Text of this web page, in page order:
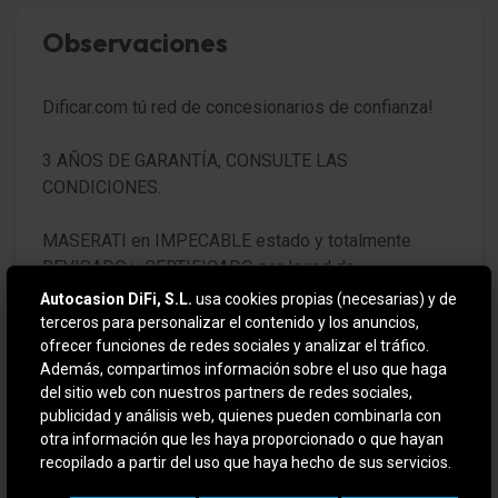
Spoiler trasero
Lunas atérmicas (Cristal aislante)
Parabrisas Vidrio laminado
Luna trasera calefactable(s)
Sistema multimedia Maserati Touch Control (incl.
8,4 Pulgada pantalla táctil en color, Reproductor de
DVD, Ranura para t
Ordenador de a bordo con pantalla en color
Indicador de la temperatura exterior
Observaciones
Dificar.com tú red de concesionarios de confianza!
3 AÑOS DE GARANTÍA, CONSULTE LAS
CONDICIONES.
MASERATI en IMPECABLE estado y totalmente
REVISADO y CERTIFICADO por la red de
concesionarios MASERATI con 12 meses de garantía
desde el día de entrega.
VEHICULO EN OFERTA SI SE FINANCIA
Para más información contactar por teléfono o e-mail
o si quiere verlo y probarlo sin compromiso en (
Autocasion DiFi, S.L. usa cookies propias (necesarias) y de
terceros para personalizar el contenido y los anuncios,
ofrecer funciones de redes sociales y analizar el tráfico.
Además, compartimos información sobre el uso que haga
del sitio web con nuestros partners de redes sociales,
publicidad y análisis web, quienes pueden combinarla con
otra información que les haya proporcionado o que hayan
recopilado a partir del uso que haya hecho de sus servicios.